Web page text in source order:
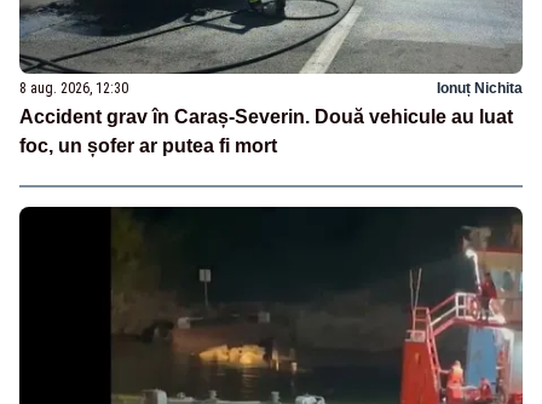
8 aug. 2026, 12:30 Ionuț Nichita
Accident grav în Caraș-Severin. Două vehicule au luat
foc, un șofer ar putea fi mort